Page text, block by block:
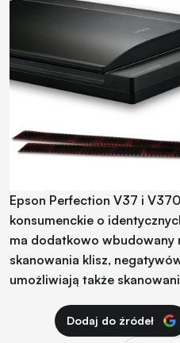
Epson Perfection V37 i
konsumenckie o
ma dodatkowo wbudowany
skanowania klisz,
umożliwiają także
Dodaj do źródeł